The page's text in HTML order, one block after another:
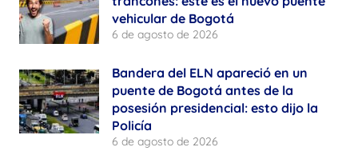
vehicular de Bogotá
6 de agosto de 2026
Bandera del ELN apareció en un
puente de Bogotá antes de la
posesión presidencial: esto dijo la
Policía
6 de agosto de 2026